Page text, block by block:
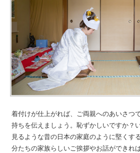
着付けが仕上がれば、ご両親へのあいさつ
持ちを伝えましょう。恥ずかしいですか？
見るような昔の日本の家庭のように堅くす
分たちの家族らしいご挨拶やお話ができれ